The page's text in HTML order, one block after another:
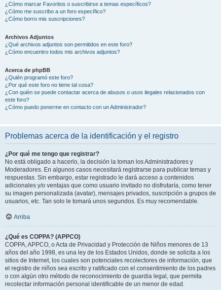
¿Cómo marcar Favoritos o suscribirse a temas específicos?
¿Cómo me suscribo a un foro específico?
¿Cómo borro mis suscripciones?
Archivos Adjuntos
¿Qué archivos adjuntos son permitidos en este foro?
¿Cómo encuentro todos mis archivos adjuntos?
Acerca de phpBB
¿Quién programó este foro?
¿Por qué este foro no tiene tal cosa?
¿Con quién se puede contactar acerca de abusos o usos ilegales relacionados con
este foro?
¿Cómo puedo ponerme en contacto con un Administrador?
Problemas acerca de la identificación y el registro
¿Por qué me tengo que registrar?
No está obligado a hacerlo, la decisión la toman los Administradores y
Moderadores. En algunos casos necesitará registrarse para publicar temas y
respuestas. Sin embargo, estar registrado le dará acceso a contenidos
adicionales y/o ventajas que como usuario invitado no disfrutaría, como tener
su imagen personalizada (avatar), mensajes privados, suscripción a grupos de
usuarios, etc. Tan solo le tomará unos segundos. Es muy recomendable.
Arriba
¿Qué es COPPA? (APPCO)
COPPA, APPCO, o Acta de Privacidad y Protección de Niños menores de 13
años del año 1998, es una ley de los Estados Unidos, donde se solicita a los
sitios de Internet, los cuales son potenciales recolectores de información, que
el registro de niños sea escrito y ratificado con el consentimiento de los padres
o con algún otro método de reconocimiento de guardia legal, que permita
recolectar información personal identificable de un menor de edad.